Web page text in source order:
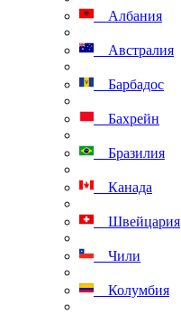
Албания
Австралия
Барбадос
Бахрейн
Бразилия
Канада
Швейцария
Чили
Колумбия